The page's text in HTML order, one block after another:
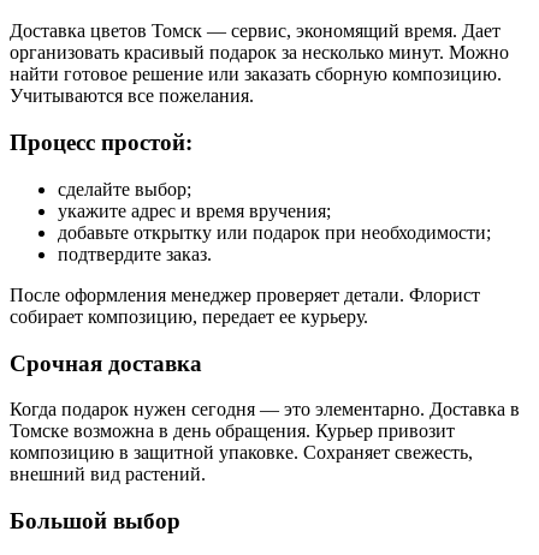
Доставка цветов Томск — сервис, экономящий время. Дает
организовать красивый подарок за несколько минут. Можно
найти готовое решение или заказать сборную композицию.
Учитываются все пожелания.
Процесс простой:
сделайте выбор;
укажите адрес и время вручения;
добавьте открытку или подарок при необходимости;
подтвердите заказ.
После оформления менеджер проверяет детали. Флорист
собирает композицию, передает ее курьеру.
Срочная доставка
Когда подарок нужен сегодня — это элементарно. Доставка в
Томске возможна в день обращения. Курьер привозит
композицию в защитной упаковке. Сохраняет свежесть,
внешний вид растений.
Большой выбор